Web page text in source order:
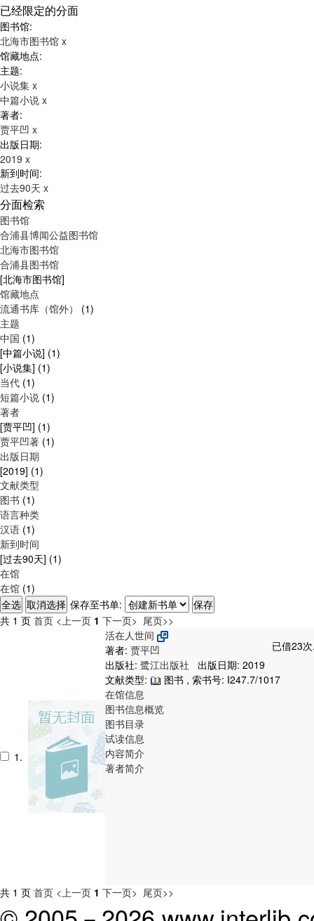
已经限定的分面
图书馆:
北海市图书馆 x
馆藏地点:
主题:
小说集 x
中篇小说 x
著者:
贾平凹 x
出版日期:
2019 x
新到时间:
过去90天 x
分面检索
图书馆
合浦县博闻公益图书馆
北海市图书馆
合浦县图书馆
[北海市图书馆]
馆藏地点
流通书库（馆外） (1)
主题
中国 (1)
[中篇小说] (1)
[小说集] (1)
当代 (1)
短篇小说 (1)
著者
[贾平凹] (1)
贾平凹著 (1)
出版日期
[2019] (1)
文献类型
图书 (1)
语言种类
汉语 (1)
新到时间
[过去90天] (1)
在馆
在馆 (1)
保存至书单:
共 1 页 首页 <上一页 1 下一页> 尾页>>
1.
活在人世间
已借23
著者: 贾平凹
出版社: 鹭江出版社
出版日期: 2019
文献类型:
图书 , 索书号: I247.7/1017
在馆信息
图书信息概览
图书目录
试读信息
内容简介
著者简介
共 1 页 首页 <上一页 1 下一页> 尾页>>